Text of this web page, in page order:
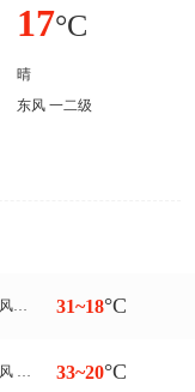
17°C
晴
东风 一二级
东风转南风 一二级 31~18°C
南风 一二级 33~20°C